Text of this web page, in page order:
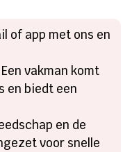
of app met ons en
Een vakman komt
en biedt een
en de
voor snelle